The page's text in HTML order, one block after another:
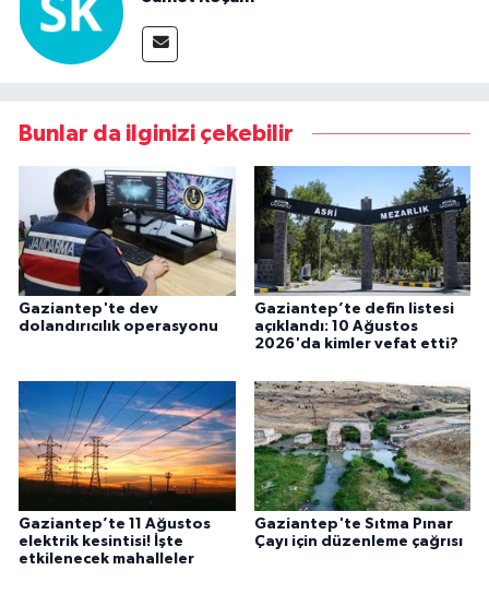
Bunlar da ilginizi çekebilir
Gaziantep'te dev
dolandırıcılık operasyonu
Gaziantep’te defin listesi
açıklandı: 10 Ağustos
2026'da kimler vefat etti?
Gaziantep’te 11 Ağustos
elektrik kesintisi! İşte
etkilenecek mahalleler
Gaziantep'te Sıtma Pınar
Çayı için düzenleme çağrısı